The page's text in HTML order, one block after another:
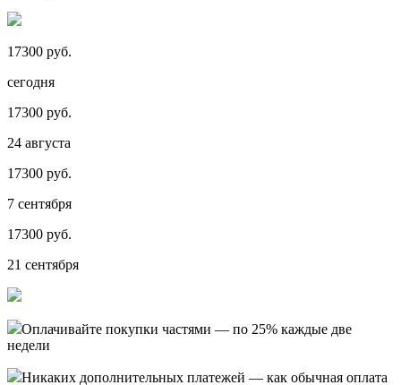
17300 руб.
сегодня
17300 руб.
24 августа
17300 руб.
7 сентября
17300 руб.
21 сентября
Оплачивайте покупки частями — по 25% каждые две
недели
Никаких дополнительных платежей — как обычная оплата